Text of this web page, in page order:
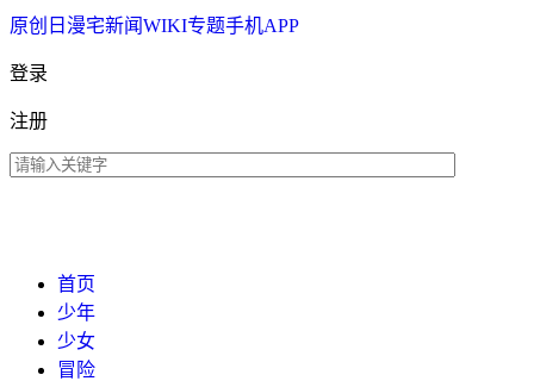
原创 日漫宅新闻WIKI专题手机APP
登录
注册
首页
少年
少女
冒险